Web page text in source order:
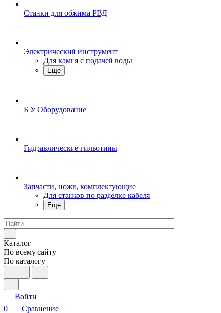
Станки для обжима РВД
Электрический инструмент
Для камня с подачей воды
Еще
Б У Оборудование
Гидравлические гильотины
Запчасти, ножи, комплектующие
Для станков по разделке кабеля
Еще
Каталог
По всему сайту
По каталогу
Войти
0
Сравнение